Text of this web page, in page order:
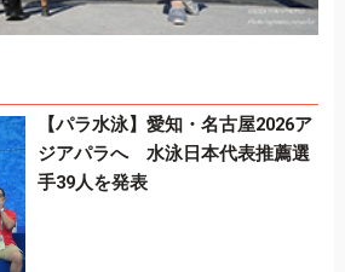
【パラ水泳】愛知・名古屋2026ア
ジアパラへ 水泳日本代表推薦選
手39人を発表